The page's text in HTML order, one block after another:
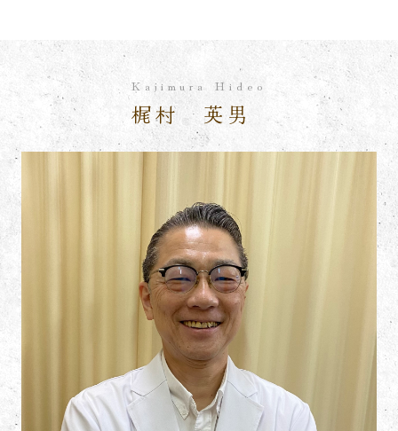
Kajimura Hideo
梶村 英男